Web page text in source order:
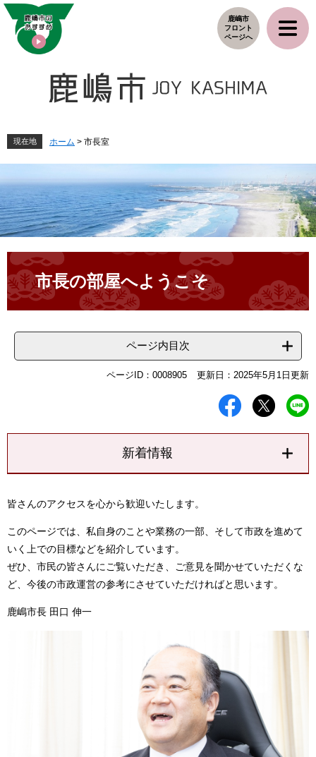
ペ
メ
鹿嶋市
フロント
ページへ
現在地 ホーム > 市長室
本
文
市長の部屋へようこそ
ページ内目次
ページID：0008905 更新日：2025年5月1日更新
新着情報
皆さんのアクセスを心から歓迎いたします。
このページでは、私自身のことや業務の一部、そして市政を進めて
いく上での目標などを紹介しています。
ぜひ、市民の皆さんにご覧いただき、ご意見を聞かせていただくな
ど、今後の市政運営の参考にさせていただければと思います。
鹿嶋市長 田口 伸一